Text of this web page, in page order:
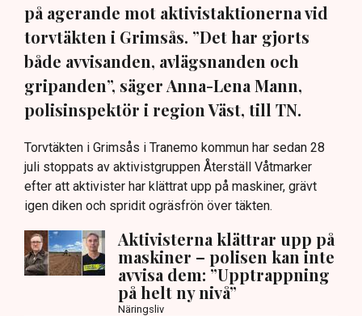
på agerande mot aktivistaktionerna vid
torvtäkten i Grimsås. ”Det har gjorts
både avvisanden, avlägsnanden och
gripanden”, säger Anna-Lena Mann,
polisinspektör i region Väst, till TN.
Torvtäkten i Grimsås i Tranemo kommun har sedan 28
juli stoppats av aktivistgruppen Återställ Våtmarker
efter att aktivister har klättrat upp på maskiner, grävt
igen diken och spridit ogräsfrön över täkten.
Aktivisterna klättrar upp på
maskiner – polisen kan inte
avvisa dem: ”Upptrappning
på helt ny nivå”
Näringsliv